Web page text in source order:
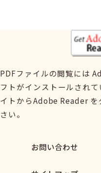
PDFファイルの閲覧には
フトがインストールされ
イトからAdobe Reader
さい。
お問い合わせ